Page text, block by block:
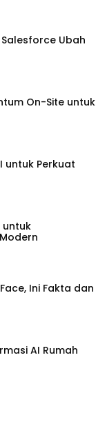
Ubah
On-Site untuk
untuk Perkuat
untuk
Ini Fakta dan
AI Rumah